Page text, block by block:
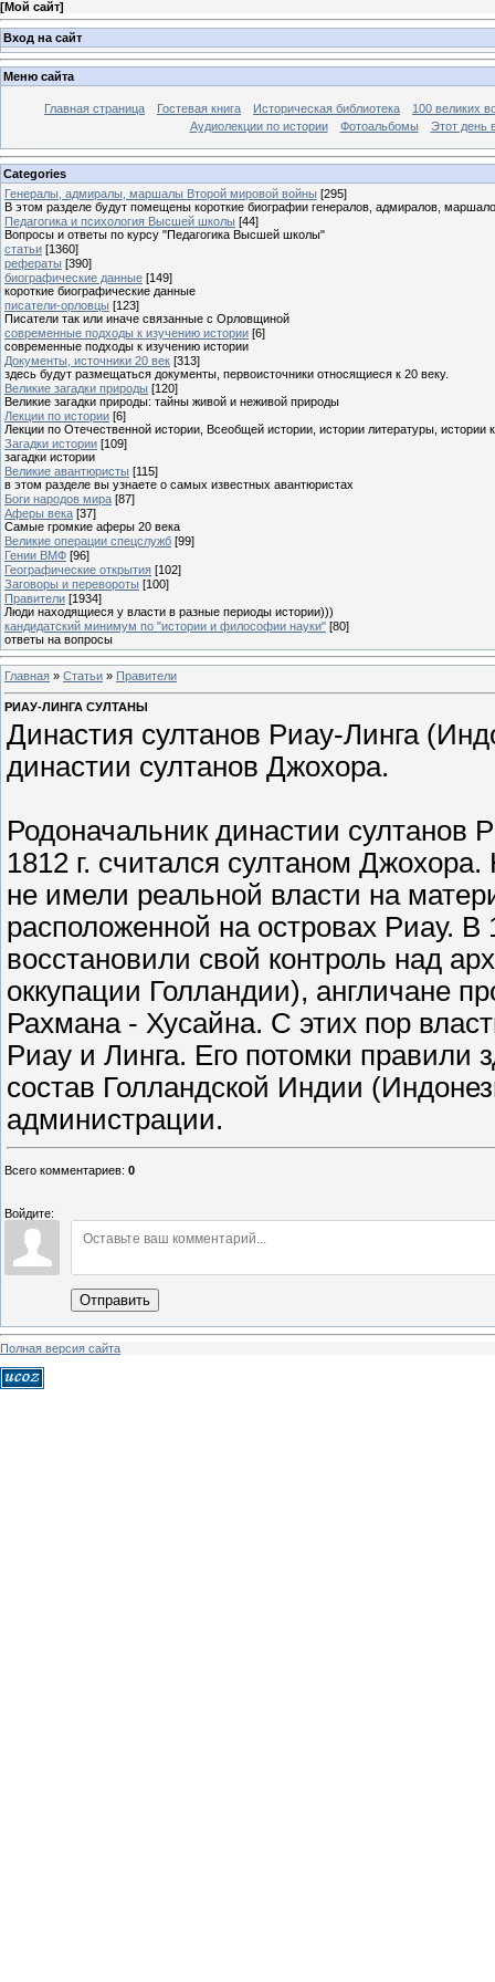
[Мой сайт]
Вход на сайт
Меню сайта
Главная страница Гостевая книга Историческая библиотека
100 великих
Аудиолекции по истории
Фотоальбомы Этот день
Categories
Генералы, адмиралы, маршалы Второй мировой войны [295]
В этом разделе будут помещены короткие биографии генералов, адмиралов,
Педагогика и психология Высшей школы [44]
Вопросы и ответы по курсу "Педагогика Высшей школы"
статьи [1360]
рефераты [390]
биографические данные [149]
короткие биографические данные
писатели-орловцы [123]
Писатели так или иначе связанные с Орловщиной
современные подходы к изучению истории [6]
современные подходы к изучению истории
Документы, источники 20 век [313]
здесь будут размещаться документы, первоисточники относящиеся к 20 веку.
Великие загадки природы [120]
Великие загадки природы: тайны живой и неживой природы
Лекции по истории [6]
Лекции по Отечественной истории, Всеобщей истории, истории литературы, истории
Загадки истории [109]
загадки истории
Великие авантюристы [115]
в этом разделе вы узнаете о самых известных авантюристах
Боги народов мира [87]
Аферы века [37]
Самые громкие аферы 20 века
Великие операции спецслужб [99]
Гении ВМФ [96]
Географические открытия [102]
Заговоры и перевороты [100]
Правители [1934]
Люди находящиеся у власти в разные периоды истории)))
кандидатский минимум по "истории и философии науки" [80]
ответы на вопросы
Главная » Статьи » Правители
РИАУ-ЛИНГА СУЛТАНЫ
Династия султанов Риау-Линга
династии султанов Джохора.
Родоначальник династии
1812 г. считался султаном
не имели реальной власти на
расположенной на островах Риау. В
восстановили свой контроль над
оккупации Голландии), англичане
Рахмана - Хусайна. С этих пор
Риау и Линга. Его потомки правили
состав Голландской Индии
администрации.
Всего комментариев: 0
Войдите:
Отправить
Полная версия сайта